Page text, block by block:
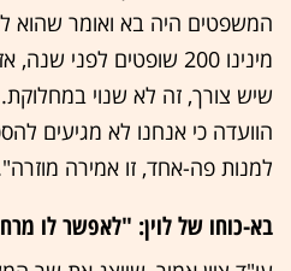
המשפטים היה בא ואומר שהוא
מינינו 200 שופטים
שיש צורך, זה לא שנוי
הוועדה כי אנחנו לא מגיעים
למנות פה-אחד, זו אמירה
בא-כוחו של לוין: "לאפשר לו